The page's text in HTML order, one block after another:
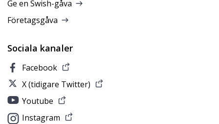
Ge en Swish-gåva
Företagsgåva
Sociala kanaler
Facebook
X (tidigare Twitter)
Youtube
Instagram